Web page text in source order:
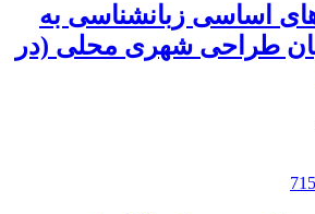
اساسی زبانشناسی به
طراحی شهری محلی (در